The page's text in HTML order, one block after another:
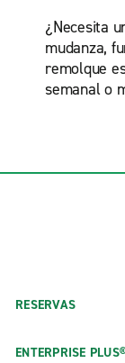
¿Necesita
mudanza,
remolque
semanal o
RESERVAS
ENTERPRISE